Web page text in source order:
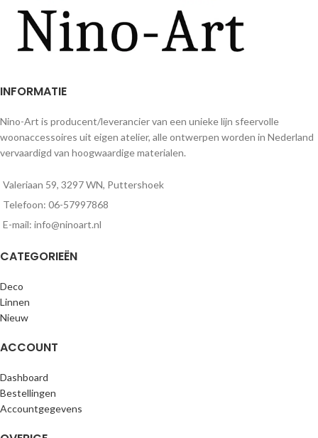
INFORMATIE
Nino-Art is producent/leverancier van een unieke lijn sfeervolle
woonaccessoires uit eigen atelier, alle ontwerpen worden in Nederland
vervaardigd van hoogwaardige materialen.
Valeriaan 59, 3297 WN, Puttershoek
Telefoon: 06-57997868
E-mail: info@ninoart.nl
CATEGORIEËN
Deco
Linnen
Nieuw
ACCOUNT
Dashboard
Bestellingen
Accountgegevens